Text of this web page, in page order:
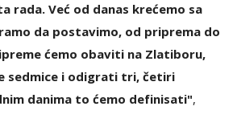
rada. Već od danas krećemo sa
da postavimo, od priprema do
ćemo obaviti na Zlatiboru,
sedmice i odigrati tri, četiri
danima to ćemo definisati",